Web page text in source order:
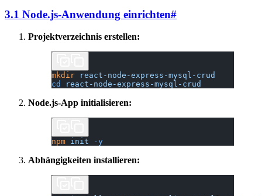
3.1 Node.js-Anwendung einrichten#
Projektverzeichnis erstellen:
mkdir react-node-express-mysql-crud
cd
react-node-express-mysql-crud
Node.js-App initialisieren:
npm init -y
Abhängigkeiten installieren: